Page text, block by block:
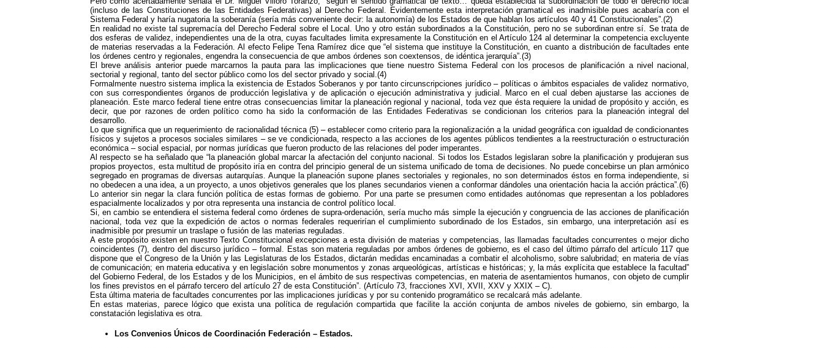
(incluso de las Constituciones de las Entidades Federativas) al Derecho Federal. Evidentemente esta interpretación gramatical es inadmisible pues acabaría con el
Sistema Federal y haría nugatoria la soberanía (sería más conveniente decir: la autonomía) de los Estados de que hablan los artículos 40 y 41 Constitucionales”.(2)
En realidad no existe tal supremacía del Derecho Federal sobre el Local. Uno y otro están subordinados a la Constitución, pero no se subordinan entre sí. Se trata de
dos esferas de validez, independientes una de la otra, cuyas facultades limita expresamente la Constitución en el Artículo 124 al determinar la competencia excluyente
de materias reservadas a la Federación. Al efecto Felipe Tena Ramírez dice que “el sistema que instituye la Constitución, en cuanto a distribución de facultades ente
los órdenes centro y regionales, engendra la consecuencia de que ambos órdenes son coextensos, de idéntica jerarquía”.(3)
El breve análisis anterior puede marcarnos la pauta para las implicaciones que tiene nuestro Sistema Federal con los procesos de planificación a nivel nacional,
sectorial y regional, tanto del sector público como los del sector privado y social.(4)
Formalmente nuestro sistema implica la existencia de Estados Soberanos y por tanto circunscripciones jurídico – políticas o ámbitos espaciales de validez normativo,
con sus correspondientes órganos de producción legislativa y de aplicación o ejecución administrativa y judicial. Marco en el cual deben ajustarse las acciones de
planeación. Este marco federal tiene entre otras consecuencias limitar la planeación regional y nacional, toda vez que ésta requiere la unidad de propósito y acción, es
decir, que por razones de orden político como ha sido la conformación de las Entidades Federativas se condicionan los criterios para la planeación integral del
desarrollo.
Lo que significa que un requerimiento de racionalidad técnica (5) – establecer como criterio para la regionalización a la unidad geográfica con igualdad de condicionantes
físicos y sujetos a procesos sociales similares – se ve condicionada, respecto a las acciones de los agentes públicos tendientes a la reestructuración o estructuración
económica – social espacial, por normas jurídicas que fueron producto de las relaciones del poder imperantes.
Al respecto se ha señalado que “la planeación global marcar la afectación del conjunto nacional. Si todos los Estados legislaran sobre la planificación y produjeran sus
propios proyectos, esta multitud de propósito iría en contra del principio general de un sistema unificado de toma de decisiones. No puede concebirse un plan armónico
segregado en programas de diversas autarquías. Aunque la planeación supone planes sectoriales y regionales, no son determinados éstos en forma independiente, si
no obedecen a una idea, a un proyecto, a unos objetivos generales que los planes secundarios vienen a conformar dándoles una orientación hacia la acción práctica”.(6)
Lo anterior sin negar la clara función política de estas formas de gobierno. Por una parte se presumen como entidades autónomas que representan a los pobladores
espacialmente localizados y por otra representa una instancia de control político local.
Si, en cambio se entendiera el sistema federal como órdenes de supra-ordenación, sería mucho más simple la ejecución y congruencia de las acciones de planificación
nacional, toda vez que la expedición de actos o normas federales requerirían el cumplimiento subordinado de los Estados, sin embargo, una interpretación así es
inadmisible por presumir un traslape o fusión de las materias reguladas.
A este propósito existen en nuestro Texto Constitucional excepciones a esta división de materias y competencias, las llamadas facultades concurrentes o mejor dicho
coincidentes (7), dentro del discurso jurídico – formal. Estas son materia reguladas por ambos órdenes de gobierno, es el caso del último párrafo del artículo 117 que
dispone que el Congreso de la Unión y las Legislaturas de los Estados, dictarán medidas encaminadas a combatir el alcoholismo, sobre salubridad; en materia de vías
de comunicación; en materia educativa y en legislación sobre monumentos y zonas arqueológicas, artísticas e históricas; y, la más explícita que establece la facultad”
del Gobierno Federal, de los Estados y de los Municipios, en el ámbito de sus respectivas competencias, en materia de asentamientos humanos, con objeto de cumplir
los fines previstos en el párrafo tercero del artículo 27 de esta Constitución”. (Artículo 73, fracciones XVI, XVII, XXV y XXIX – C).
Esta última materia de facultades concurrentes por las implicaciones jurídicas y por su contenido programático se recalcará más adelante.
En estas materias, parece lógico que exista una política de regulación compartida que facilite la acción conjunta de ambos niveles de gobierno, sin embargo, la
constatación legislativa es otra.
Los Convenios Únicos de Coordinación Federación – Estados.